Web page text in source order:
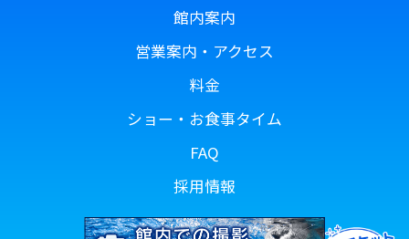
館内案内
営業案内・アクセス
料金
ショー・お食事タイム
FAQ
採用情報